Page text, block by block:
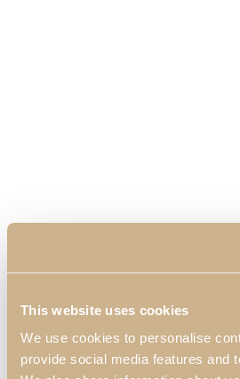
This website uses cookies
We use cookies to personalise
provide social media features and